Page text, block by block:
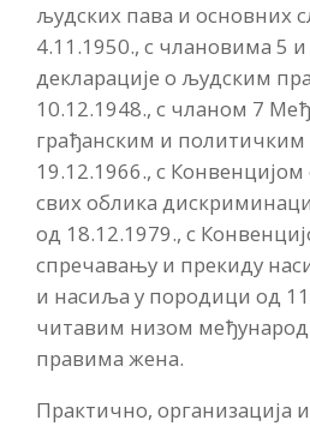
људских пава и основних
4.11.1950., с члановима 5
декларације о људским
10.12.1948., с чланом 7
грађанским и
19.12.1966., с
свих облика
од 18.12.1979., с
спречавању и прекиду
и насиља у породици од
читавим низом
правима жена.
Практично, организација